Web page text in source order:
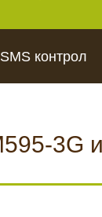
контрол
3G